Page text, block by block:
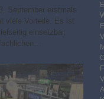
September erstmals
viele Vorteile. Es ist
einsetzbar,